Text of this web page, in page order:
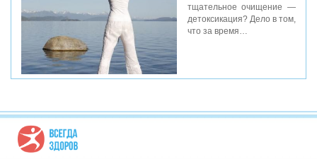
тщательное очищение —
детоксикация? Дело в том,
что за время…